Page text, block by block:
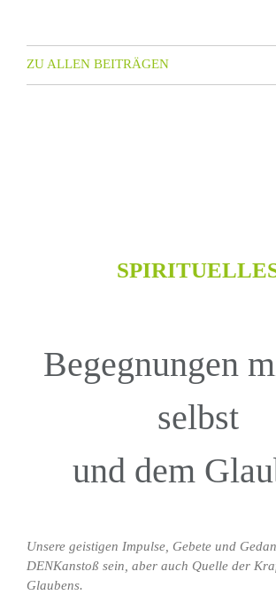
ZU ALLEN BEITRÄGEN
Begegnungen
selbst
und dem
Unsere geistigen Impulse, Gebete und
DENKanstoß sein, aber auch Quelle der
Glaubens.
Frieden
über
Macht
Der